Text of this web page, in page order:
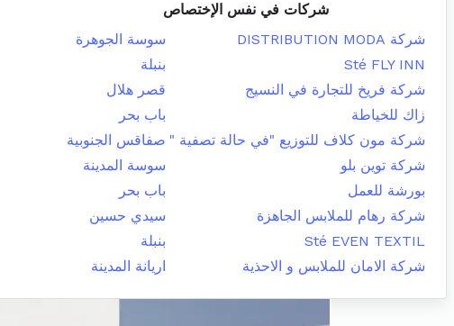
شركات في نفس الإختصاص
شركة DISTRIBUTION MODA
سوسة الجوهرة
Sté FLY INN
بنبلة
شركة فريخ للتجارة في النسيج
قصر هلال
زاك للخياطة
باب بحر
شركة مون كلاف للتوزيع "في حالة تصفية " صفاقس الجنوبية
شركة توين بلو
سوسة المدينة
بورشة للعمل
باب بحر
شركة رهام للملابس الجاهزة
سيدي حسين
Sté EVEN TEXTIL
بنبلة
شركة الامان للملابس و الاحذية
اريانة المدينة